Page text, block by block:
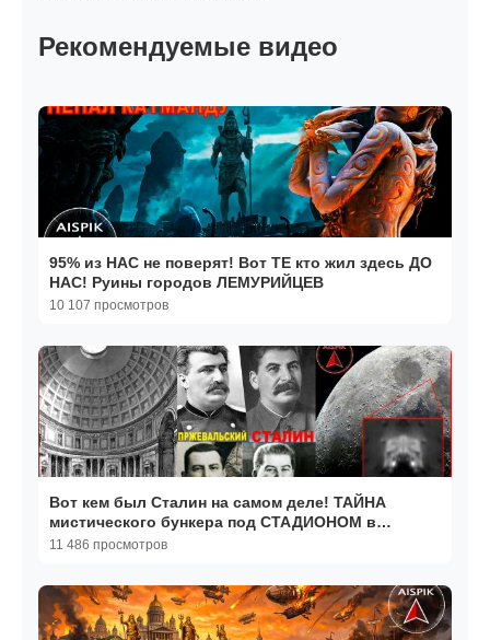
Рекомендуемые видео
95% из НАС не поверят! Вот ТЕ кто жил здесь ДО
НАС! Руины городов ЛЕМУРИЙЦЕВ
10 107 просмотров
Вот кем был Сталин на самом деле! ТАЙНА
мистического бункера под СТАДИОНОМ в
Измайлово
11 486 просмотров